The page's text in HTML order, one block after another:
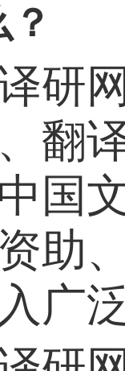
研
翻
国
助
广